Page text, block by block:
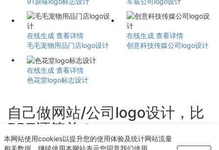
在线生成 查看详情
毛毛宠物用品门店logo设计
在线生成 查看详情
创意科技传媒公司logo设计
在线生成 查看详情
色花堂logo标志设计
自己做网站/公司logo设计，比
PPT还简单！
轻点几下即可获得个性化logo设计
本网站使用cookies以提升您的使用体验及统计网站流量
相关数据。继续使用本网站表示您同意我们使用